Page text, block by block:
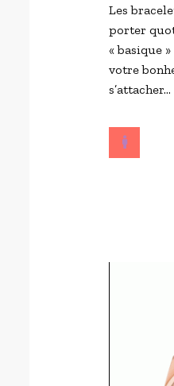
Les
porter
« basique
votre
s’attacher…